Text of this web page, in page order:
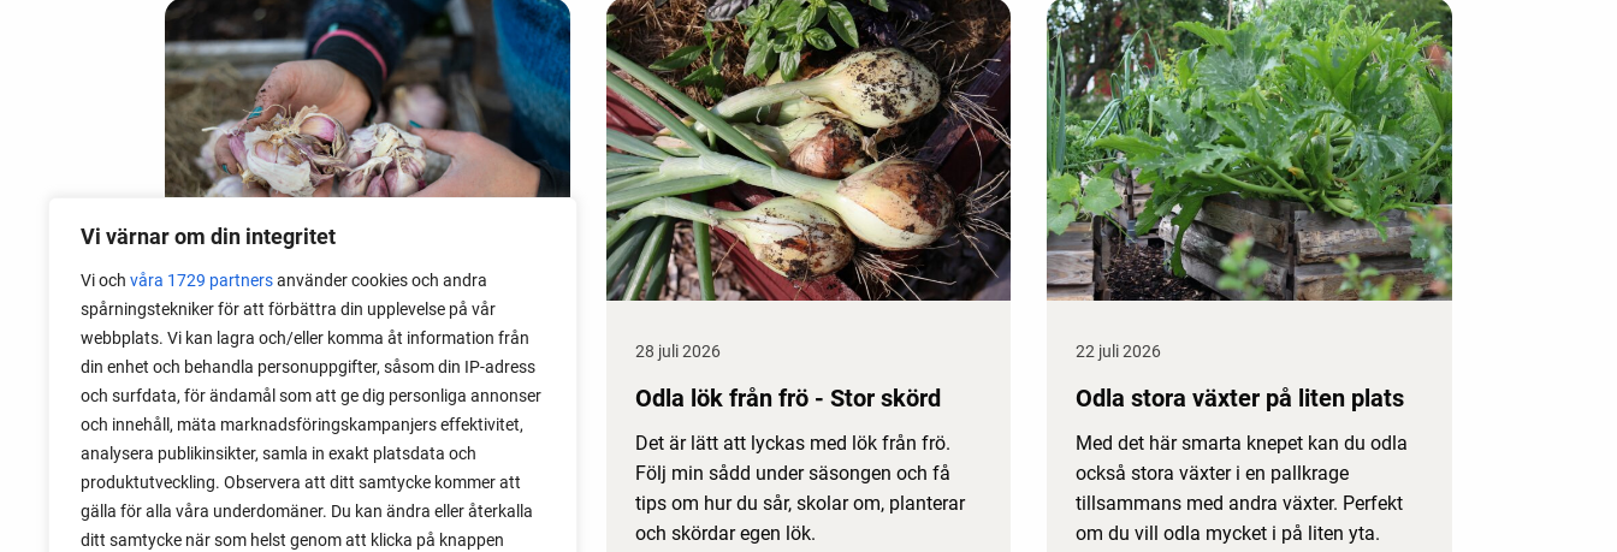
Vi värnar om din integritet
Vi och våra 1729 partnersanvänder cookies och andra
spårningstekniker för att förbättra din upplevelse på vår
webbplats. Vi kan lagra och/eller komma åt information från
din enhet och behandla personuppgifter, såsom din IP-adress
och surfdata, för ändamål som att ge dig personliga annonser
och innehåll, mäta marknadsföringskampanjers effektivitet,
analysera publikinsikter, samla in exakt platsdata och
produktutveckling. Observera att ditt samtycke kommer att
gälla för alla våra underdomäner. Du kan ändra eller återkalla
ditt samtycke när som helst genom att klicka på knappen
06 augusti 2026
Sätta vitlök på våren i Sverige
Om du har tur med vädret kan det gå fint
att sätta vitlök också på våren. Men
tillförlitligast är att sätta vitlök på hösten
och vintern.
28 juli 2026
Odla lök från frö - Stor skörd
Det är lätt att lyckas med lök från frö.
Följ min sådd under säsongen och få
tips om hur du sår, skolar om, planterar
och skördar egen lök.
22 juli 2026
Odla stora växter på liten plats
Med det här smarta knepet kan du odla
också stora växter i en pallkrage
tillsammans med andra växter. Perfekt
om du vill odla mycket i på liten yta.